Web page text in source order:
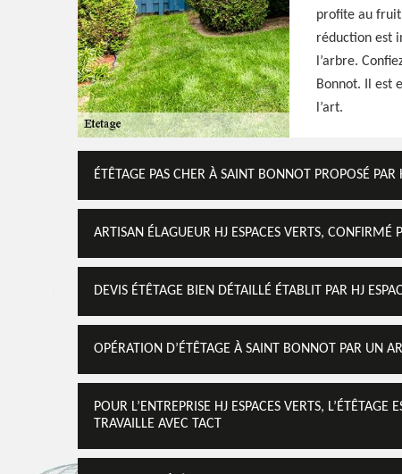
profite au
réduction est
l’arbre.
Bonnot. Il est
l’art.
ÉTÊTAGE PAS CHER À SAINT BONNOT PROPOSÉ PAR
ARTISAN ÉLAGUEUR HJ ESPACES VERTS, CONFIRMÉ
DEVIS ÉTÊTAGE BIEN DÉTAILLÉ ÉTABLIT PAR HJ
OPÉRATION D’ÉTÊTAGE À SAINT BONNOT PAR UN
POUR L’ENTREPRISE HJ ESPACES VERTS,
TRAVAILLE AVEC TACT